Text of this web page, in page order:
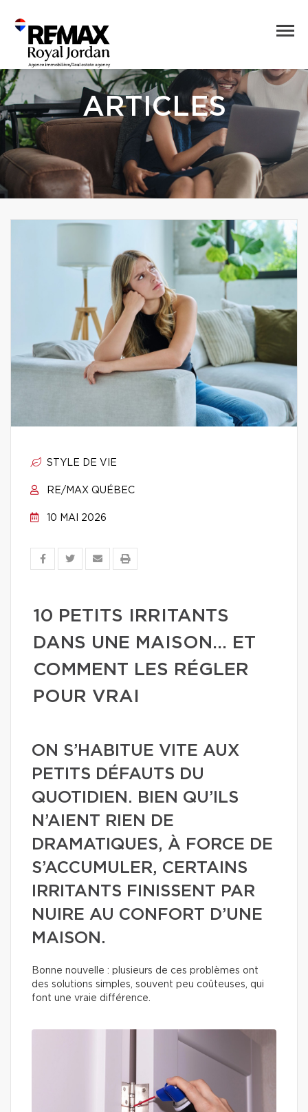
ARTICLES
STYLE DE VIE
RE/MAX QUÉBEC
10 MAI 2026
10 PETITS IRRITANTS
DANS UNE MAISON… ET
COMMENT LES RÉGLER
POUR VRAI
ON S’HABITUE VITE AUX
PETITS DÉFAUTS DU
QUOTIDIEN. BIEN QU’ILS
N’AIENT RIEN DE
DRAMATIQUES, À FORCE DE
S’ACCUMULER, CERTAINS
IRRITANTS FINISSENT PAR
NUIRE AU CONFORT D’UNE
MAISON.
Bonne nouvelle : plusieurs de ces problèmes ont
des solutions simples, souvent peu coûteuses, qui
font une vraie différence.